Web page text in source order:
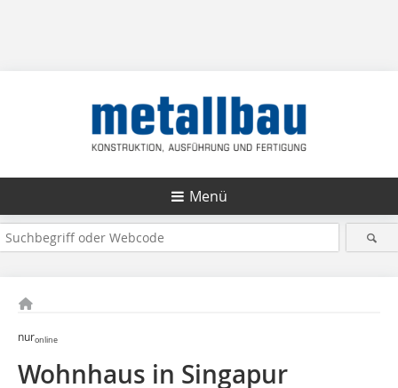
Menü
nuronline
Wohnhaus in Singapur